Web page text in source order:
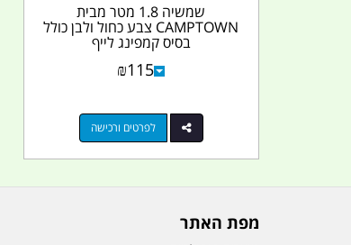
שמשיה 1.8 מטר ­מבית
CAMPTOWN צבע כחול ולבן כולל
בסיס קמפינג לייף
₪115
לפרטים ורכישה
מפת האתר